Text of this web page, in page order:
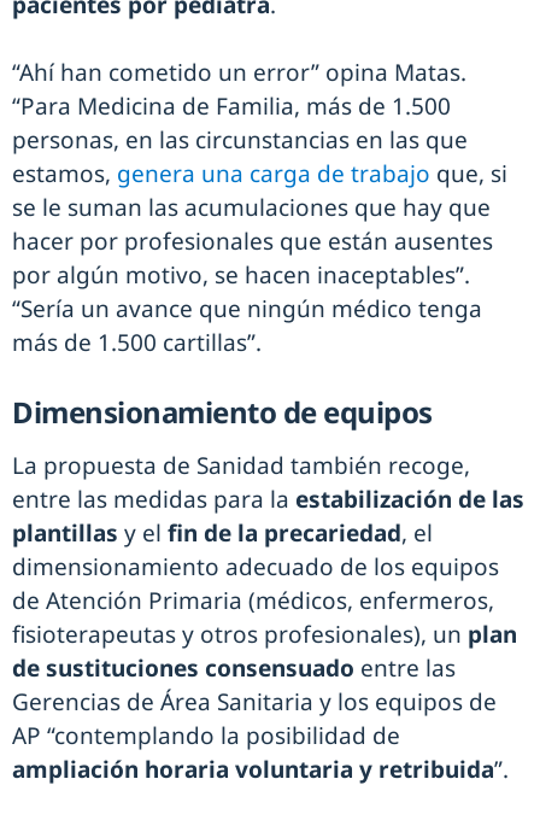
“Ahí han cometido un error” opina Matas.
“Para Medicina de Familia, más de 1.500
personas, en las circunstancias en las que
estamos, genera una carga de trabajo que, si
se le suman las acumulaciones que hay que
hacer por profesionales que están ausentes
por algún motivo, se hacen inaceptables”.
“Sería un avance que ningún médico tenga
más de 1.500 cartillas”.
Dimensionamiento de equipos
La propuesta de Sanidad también recoge,
entre las medidas para la estabilización de las
plantillas y el fin de la precariedad, el
dimensionamiento adecuado de los equipos
de Atención Primaria (médicos, enfermeros,
fisioterapeutas y otros profesionales), un plan
de sustituciones consensuado entre las
Gerencias de Área Sanitaria y los equipos de
AP “contemplando la posibilidad de
ampliación horaria voluntaria y retribuida”.